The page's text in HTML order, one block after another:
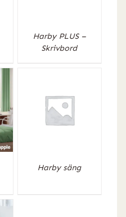
Harby PLUS –
Skrivbord
Harby säng